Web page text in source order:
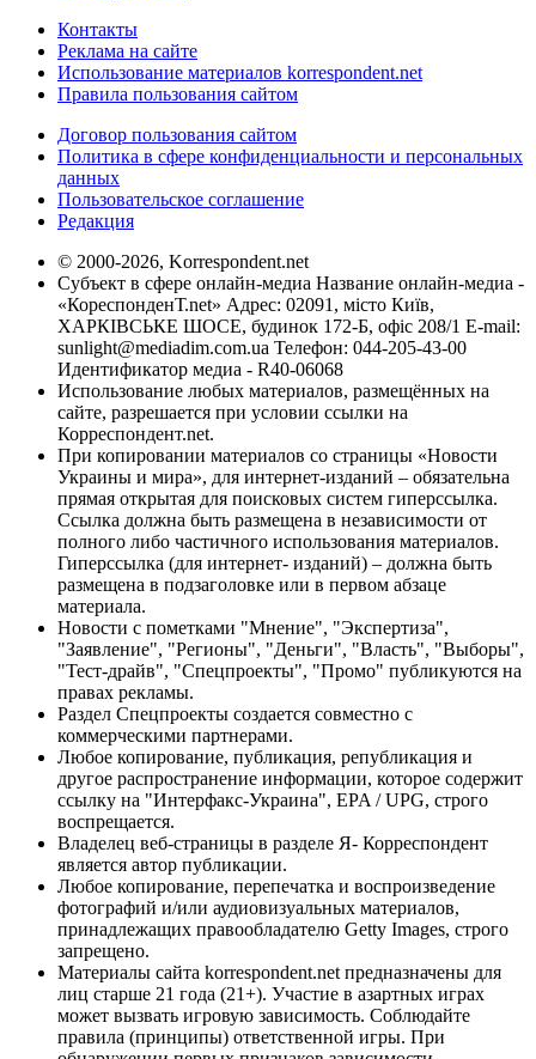
Контакты
Реклама на сайте
Использование материалов korrespondent.net
Правила пользования сайтом
Договор пользования сайтом
Политика в сфере конфиденциальности и персональных
данных
Пользовательское соглашение
Редакция
© 2000-2026, Korrespondent.net
Субъект в сфере онлайн-медиа Название онлайн-медиа -
«КореспонденТ.net» Адрес: 02091, місто Київ,
ХАРКІВСЬКЕ ШОСЕ, будинок 172-Б, офіс 208/1 E-mail:
sunlight@mediadim.com.ua Телефон: 044-205-43-00
Идентификатор медиа - R40-06068
Использование любых материалов, размещённых на
сайте, разрешается при условии ссылки на
Корреспондент.net.
При копировании материалов со страницы «Новости
Украины и мира», для интернет-изданий – обязательна
прямая открытая для поисковых систем гиперссылка.
Ссылка должна быть размещена в независимости от
полного либо частичного использования материалов.
Гиперссылка (для интернет- изданий) – должна быть
размещена в подзаголовке или в первом абзаце
материала.
Новости с пометками "Мнение", "Экспертиза",
"Заявление", "Регионы", "Деньги", "Власть", "Выборы",
"Тест-драйв", "Спецпроекты", "Промо" публикуются на
правах рекламы.
Раздел Спецпроекты создается совместно с
коммерческими партнерами.
Любое копирование, публикация, републикация и
другое распространение информации, которое содержит
ссылку на "Интерфакс-Украина", EPA / UPG, строго
воспрещается.
Владелец веб-страницы в разделе Я- Корреспондент
является автор публикации.
Любое копирование, перепечатка и воспроизведение
фотографий и/или аудиовизуальных материалов,
принадлежащих правообладателю Getty Images, строго
запрещено.
Материалы сайта korrespondent.net предназначены для
лиц старше 21 года (21+). Участие в азартных играх
может вызвать игровую зависимость. Соблюдайте
правила (принципы) ответственной игры. При